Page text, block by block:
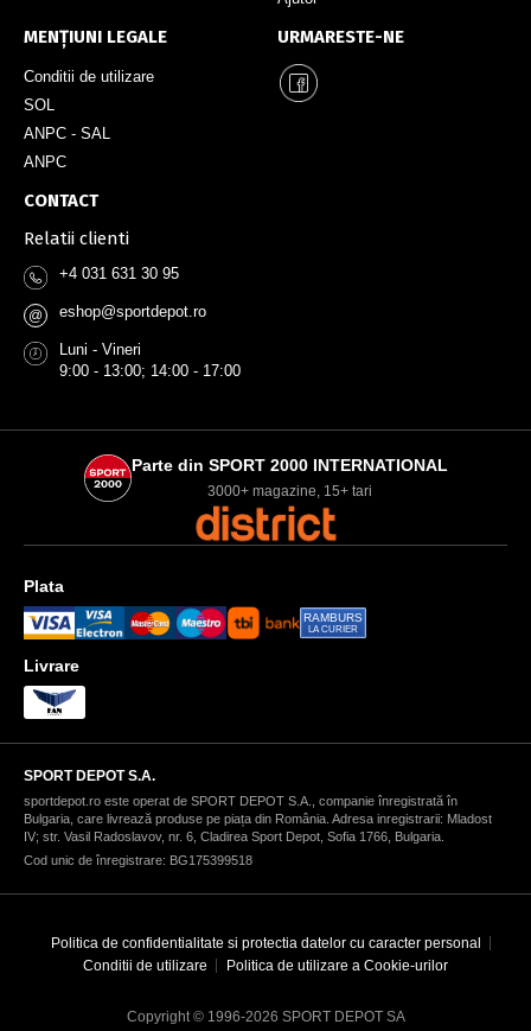
MENȚIUNI LEGALE
Conditii de utilizare
SOL
ANPC - SAL
ANPC
URMARESTE-NE
CONTACT
Relatii clienti
+4 031 631 30 95
@ eshop@sportdepot.ro
Luni - Vineri
9:00 - 13:00; 14:00 - 17:00
Parte din SPORT 2000 INTERNATIONAL
3000+ magazine, 15+ tari
Plata
RAMBURS
LA CURIER
Livrare
SPORT DEPOT S.A.
sportdepot.ro este operat de SPORT DEPOT S.A., companie înregistrată în
Bulgaria, care livrează produse pe piața din România. Adresa inregistrarii: Mladost
IV; str. Vasil Radoslavov, nr. 6, Cladirea Sport Depot, Sofia 1766, Bulgaria.
Cod unic de înregistrare: BG175399518
Politica de confidentialitate si protectia datelor cu caracter personal
Conditii de utilizare
Politica de utilizare a Cookie-urilor
Copyright © 1996-2026 SPORT DEPOT SA